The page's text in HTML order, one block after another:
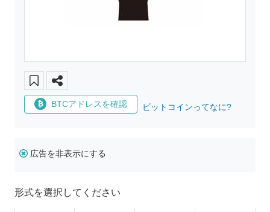
BTCアドレスを確認 ビットコインってなに?
広告を非表示にする
形式を選択してください